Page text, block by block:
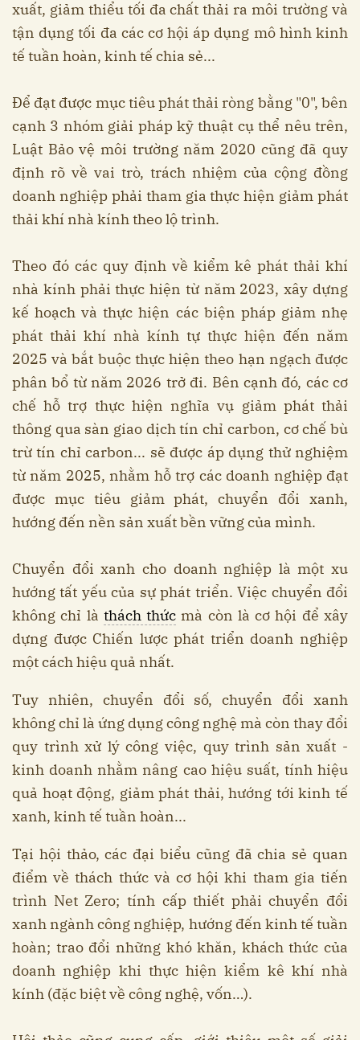
xuất, giảm thiểu tối đa chất thải ra môi trường và
tận dụng tối đa các cơ hội áp dụng mô hình kinh
tế tuần hoàn, kinh tế chia sẻ...
Để đạt được mục tiêu phát thải ròng bằng "0", bên
cạnh 3 nhóm giải pháp kỹ thuật cụ thể nêu trên,
Luật Bảo vệ môi trường năm 2020 cũng đã quy
định rõ về vai trò, trách nhiệm của cộng đồng
doanh nghiệp phải tham gia thực hiện giảm phát
thải khí nhà kính theo lộ trình.
Theo đó các quy định về kiểm kê phát thải khí
nhà kính phải thực hiện từ năm 2023, xây dựng
kế hoạch và thực hiện các biện pháp giảm nhẹ
phát thải khí nhà kính tự thực hiện đến năm
2025 và bắt buộc thực hiện theo hạn ngạch được
phân bổ từ năm 2026 trở đi. Bên cạnh đó, các cơ
chế hỗ trợ thực hiện nghĩa vụ giảm phát thải
thông qua sàn giao dịch tín chỉ carbon, cơ chế bù
trừ tín chỉ carbon... sẽ được áp dụng thử nghiệm
từ năm 2025, nhằm hỗ trợ các doanh nghiệp đạt
được mục tiêu giảm phát, chuyển đổi xanh,
hướng đến nền sản xuất bền vững của mình.
Chuyển đổi xanh cho doanh nghiệp là một xu
hướng tất yếu của sự phát triển. Việc chuyển đổi
không chỉ là thách thức mà còn là cơ hội để xây
dựng được Chiến lược phát triển doanh nghiệp
một cách hiệu quả nhất.
Tuy nhiên, chuyển đổi số, chuyển đổi xanh
không chỉ là ứng dụng công nghệ mà còn thay đổi
quy trình xử lý công việc, quy trình sản xuất -
kinh doanh nhằm nâng cao hiệu suất, tính hiệu
quả hoạt động, giảm phát thải, hướng tới kinh tế
xanh, kinh tế tuần hoàn...
Tại hội thảo, các đại biểu cũng đã chia sẻ quan
điểm về thách thức và cơ hội khi tham gia tiến
trình Net Zero; tính cấp thiết phải chuyển đổi
xanh ngành công nghiệp, hướng đến kinh tế tuần
hoàn; trao đổi những khó khăn, khách thức của
doanh nghiệp khi thực hiện kiểm kê khí nhà
kính (đặc biệt về công nghệ, vốn…).